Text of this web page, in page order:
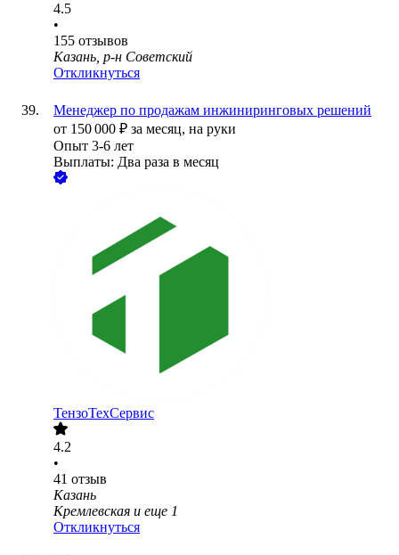
4.5
•
155 отзывов
Казань, р-н Советский
Откликнуться
Менеджер по продажам инжиниринговых решений
от 150 000 ₽ за месяц, на руки
Опыт 3-6 лет
Выплаты: Два раза в месяц
ТензоТехСервис
4.2
•
41 отзыв
Казань
Кремлевская и еще 1
Откликнуться